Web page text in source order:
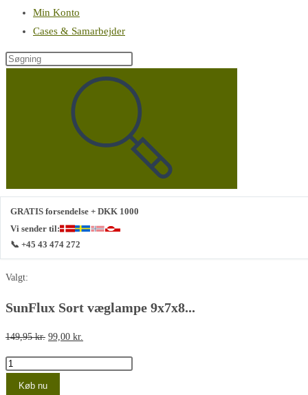
Min Konto
Cases & Samarbejder
Søg
GRATIS forsendelse + DKK 1000
Vi sender til:
📞 +45 43 474 272
Valgt:
SunFlux Sort væglampe 9x7x8...
149,95kr. Den
pris
99,00 kr.
pris
SunFlux
Sort
Køb nu